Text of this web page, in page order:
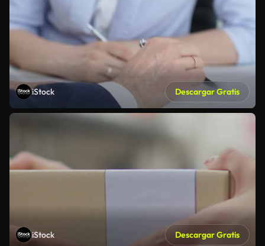
iStock Descargar Gratis
iStock Descargar Gratis